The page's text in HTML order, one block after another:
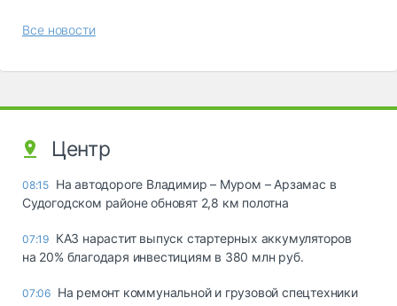
Все новости
Центр
08:15 На автодороге Владимир – Муром – Арзамас в
Судогодском районе обновят 2,8 км полотна
07:19 КАЗ нарастит выпуск стартерных аккумуляторов
на 20% благодаря инвестициям в 380 млн руб.
07:06 На ремонт коммунальной и грузовой спецтехники